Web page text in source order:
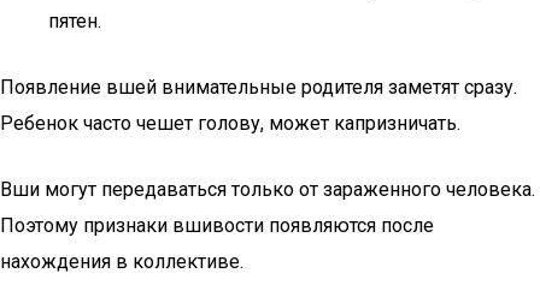
пятен.
Появление вшей внимательные родителя заметят сразу.
Ребенок часто чешет голову, может капризничать.
Вши могут передаваться только от зараженного человека.
Поэтому признаки вшивости появляются после
нахождения в коллективе.